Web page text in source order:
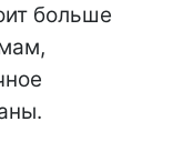
больше